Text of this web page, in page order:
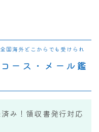
国海外どこからでも受けられ
ース・メール鑑
み！領収書発行対応